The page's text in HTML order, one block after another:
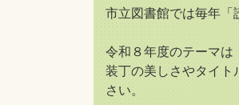
市立図書館では毎年「
令和８年度のテーマは
装丁の美しさやタイ
さい。